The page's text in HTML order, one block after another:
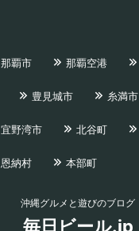
那覇市 那覇空港
豊見城市 糸満市
宜野湾市 北谷町
恩納村 本部町
沖縄グルメと遊びのブログ
毎日ビール.jp